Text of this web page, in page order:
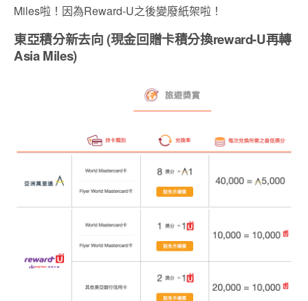
Miles啦！因為Reward-U之後變廢紙架啦！
東亞積分新去向 (現金回贈卡積分換reward-U再轉
Asia Miles)